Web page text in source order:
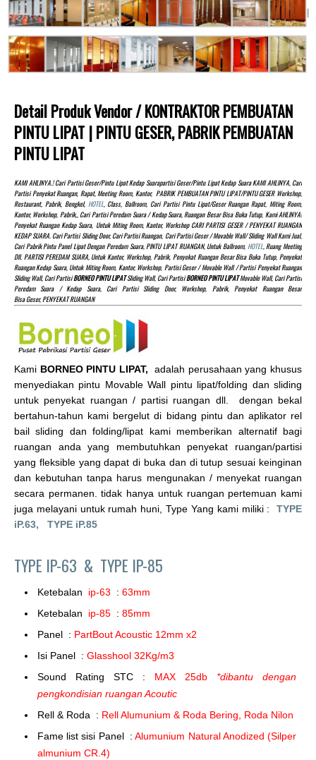
Detail Produk Vendor / KONTRAKTOR PEMBUATAN
PINTU LIPAT | PINTU GESER, PABRIK PEMBUATAN
PINTU LIPAT
KAMI AHLINYA.! Cari Partisi Geser/pintu Lipat Kedap Suarapartisi Geser/pintu Lipat Kedap Suara KAMI AHLINYA, Cari
Partisi Penyekat Ruangan, Rapat, Meeting Room, Kantor, PABRIK PEMBUATAN PINTU LIPAT/PINTU GESER Workshop,
Restaurant, Pabrik, Bengkel, HOTEL, Class, Ballroom, Cari Partisi Pintu Lipat/Geser Ruangan Rapat, Miting Room,
Kantor, Workshop, Pabrik,, Cari Partisi Peredam Suara / Kedap Suara, Ruangan Besar Bisa Buka Tutup, Kami AHLINYA!
Penyekat Ruangan Kedap Suara, Untuk Miting Room, Kantor, Workshop CARI PARTISI GESER / PENYEKAT RUANGAN
KEDAP SUARA. Cari Partisi Sliding Door, Cari Partisi Ruangan, Cari Partisi Geser / Movable Wall/ Sliding Wall Kami Jual,
Cari Pabrik Pintu Panel Lipat Dengan Peredam Suara, PINTU LIPAT RUANGAN, Untuk Ballroom, HOTEL, Ruang Meeting
Dll. PARTISI PEREDAM SUARA, Untuk Kantor, Workshop, Pabrik, Penyekat Ruangan Besar Bisa Buka Tutup, Penyekat
Ruangan Kedap Suara, Untuk Miting Room, Kantor, Workshop, Partisi Geser / Movable Wall / Partisi Penyekat Ruangan
Sliding Wall, Cari PartisiBORNEO PINTU LIPATSliding Wall, Cari PartisiBORNEO PINTU LIPATMovable Wall, Cari Partisi
Peredam Suara / Kedap Suara, Cari Partisi Sliding Door, Workshop, Pabrik, Penyekat Ruangan Besar
Bisa Geser, PENYEKAT RUANGAN
Kami BORNEO PINTU LIPAT, adalah perusahaan yang khusus
menyediakan pintu Movable Wall pintu lipat/folding dan sliding
untuk penyekat ruangan / partisi ruangan dll. dengan bekal
bertahun-tahun kami bergelut di bidang pintu dan aplikator rel
bail sliding dan folding/lipat kami memberikan alternatif bagi
ruangan anda yang membutuhkan penyekat ruangan/partisi
yang fleksible yang dapat di buka dan di tutup sesuai keinginan
dan kebutuhan tanpa harus mengunakan / menyekat ruangan
secara permanen. tidak hanya untuk ruangan pertemuan kami
juga melayani untuk rumah huni, Type Yang kami miliki : TYPE
iP.63, TYPE iP.85
TYPE IP-63 & TYPE IP-85
Ketebalan ip-63 : 63mm
Ketebalan ip-85 : 85mm
Panel : PartBout Acoustic 12mm x2
Isi Panel : Glasshool 32Kg/m3
Sound Rating STC : MAX 25db *dibantu dengan
pengkondisian ruangan Acoutic
Rell & Roda : Rell Alumunium & Roda Bering, Roda Nilon
Fame list sisi Panel :Alumunium Natural Anodized (Silper
almunium CR.4)